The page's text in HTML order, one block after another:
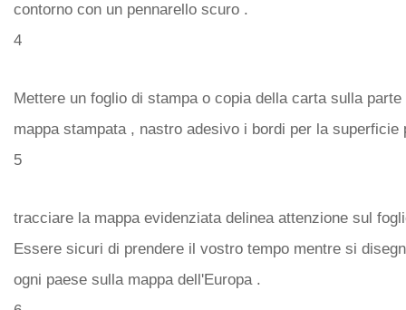
contorno con un pennarello scuro .
4
Mettere un foglio di stampa o copia della carta sulla
mappa stampata , nastro adesivo i bordi per la superficie
5
tracciare la mappa evidenziata delinea attenzione sul
Essere sicuri di prendere il vostro tempo mentre si
ogni paese sulla mappa dell'Europa .